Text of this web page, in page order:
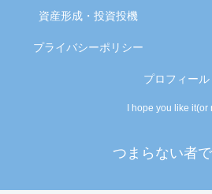
I hope you like it(or
つまらない者
資産形成・投資投機
プライバシーポリシー
プロフィール